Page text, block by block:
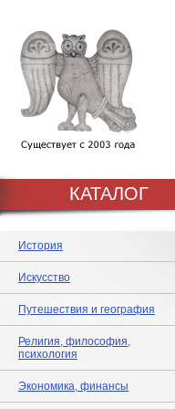
КАТАЛОГ
История
Искусство
Путешествия и география
Религия, философия,
психология
Экономика, финансы